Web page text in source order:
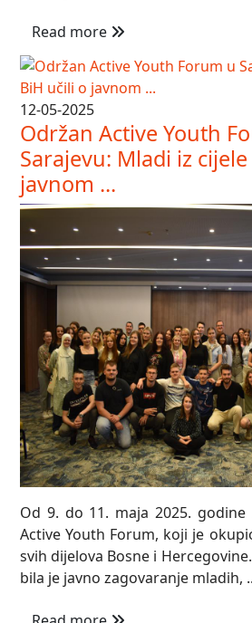
Read more
12-05-2025
Održan Active Youth
Sarajevu: Mladi iz
javnom ...
Od 9. do 11. maja 2025.
Active Youth Forum, koji je
svih dijelova Bosne i
bila je javno zagovaranje mladih,